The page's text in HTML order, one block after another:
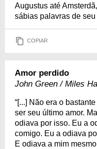
Augustus até
sábias palavras de seu
COPIAR
Amor perdido
John Green / Miles
“[...] Não era o
ser seu último amor.
odiava por isso. Eu a
comigo. Eu a odiava
E odiava a mim